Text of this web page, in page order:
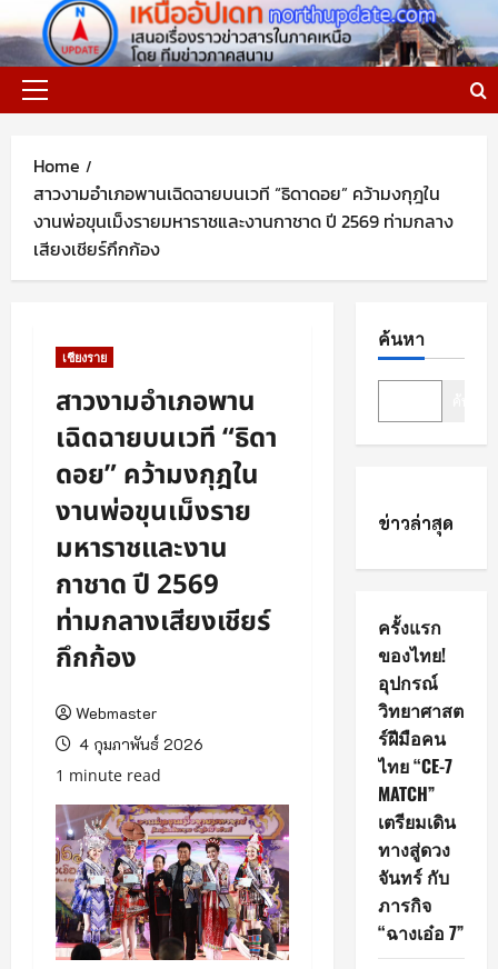
to
content
Primary
Home
สาวงามอำเภอพานเฉิดฉายบนเวที “ธิดาดอย” คว้ามงกุฎใน
งานพ่อขุนเม็งรายมหาราชและงานกาชาด ปี 2569 ท่ามกลาง
เสียงเชียร์กึกก้อง
เชียงราย
สาวงามอำเภอพาน
เฉิดฉายบนเวที “ธิดา
ดอย” คว้ามงกุฎใน
งานพ่อขุนเม็งราย
มหาราชและงาน
กาชาด ปี 2569
ท่ามกลางเสียงเชียร์
กึกก้อง
Webmaster
4 กุมภาพันธ์ 2026
1 minute read
ค้นหา
ข่าวล่าสุด
ครั้งแรก
ของไทย!
อุปกรณ์
วิทยาศาสต
ร์ฝีมือคน
ไทย “CE-7
MATCH”
เตรียมเดิน
ทางสู่ดวง
จันทร์ กับ
ภารกิจ
“ฉางเอ๋อ 7”